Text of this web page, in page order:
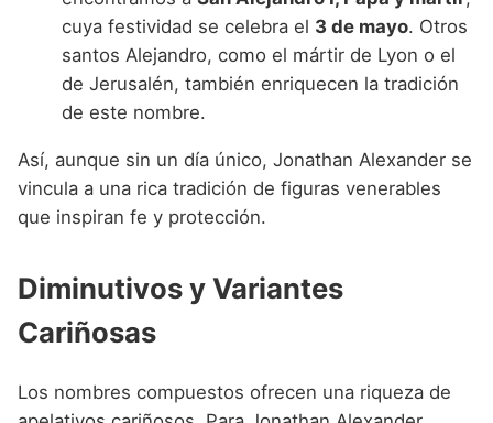
cuya festividad se celebra el 3 de mayo. Otros
santos Alejandro, como el mártir de Lyon o el
de Jerusalén, también enriquecen la tradición
de este nombre.
Así, aunque sin un día único, Jonathan Alexander se
vincula a una rica tradición de figuras venerables
que inspiran fe y protección.
Diminutivos y Variantes
Cariñosas
Los nombres compuestos ofrecen una riqueza de